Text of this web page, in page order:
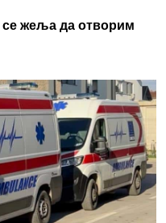
се жеља да отворим